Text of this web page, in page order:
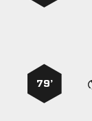
79’